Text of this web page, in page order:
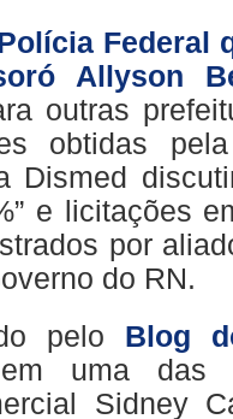
Federal
Allyson
outras
obtidas
Dismed
e licitações
por
do RN.
pelo Blog
uma das
Sidney